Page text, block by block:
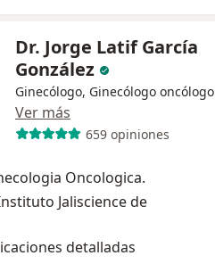
Dr. Jorge Latif García
González
Ginecólogo, Ginecólogo oncólogo
Ver más
659 opiniones
Oncologica.
Jaliscience de
detalladas